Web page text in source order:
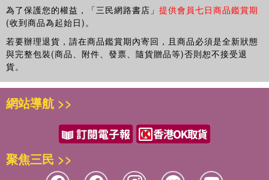
為了保護您的權益，「三民網路書店」 提供會員七日商品鑑賞期
(收到商品為起始日)。
若要辦理退貨，請在商品鑑賞期內寄回，且商品必須是全新狀態
與完整包裝(商品、附件、發票、隨貨贈品等)否則恕不接受退
貨。
網站導航 >>
聚焦三民 >>